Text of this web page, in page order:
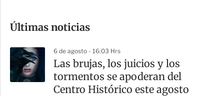
m
a
r
t
Últimas noticias
6 de agosto - 16:03 Hrs
Las brujas, los juicios y los
tormentos se apoderan del
Centro Histórico este agosto